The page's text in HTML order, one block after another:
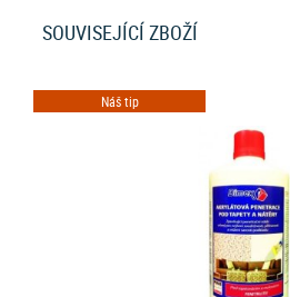
SOUVISEJÍCÍ ZBOŽÍ
Náš tip